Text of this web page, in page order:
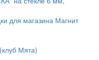
для магазина Магнит
Мята)